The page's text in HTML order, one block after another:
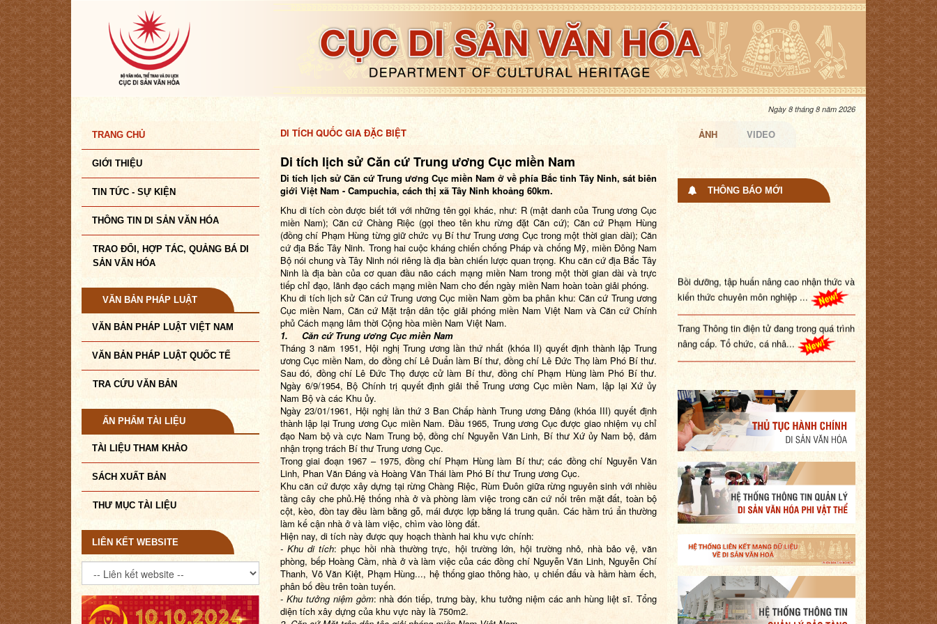
Ngày 8 tháng 8 năm 2026
TRANG CHỦ
GIỚI THIỆU
TIN TỨC - SỰ KIỆN
THÔNG TIN DI SẢN VĂN HÓA
TRAO ĐỔI, HỢP TÁC, QUẢNG BÁ DI
SẢN VĂN HÓA
VĂN BẢN PHÁP LUẬT
VĂN BẢN PHÁP LUẬT VIỆT NAM
VĂN BẢN PHÁP LUẬT QUỐC TẾ
TRA CỨU VĂN BẢN
ẤN PHẨM TÀI LIỆU
TÀI LIỆU THAM KHẢO
SÁCH XUẤT BẢN
THƯ MỤC TÀI LIỆU
LIÊN KẾT WEBSITE
DI TÍCH QUỐC GIA ĐẶC BIỆT
Di tích lịch sử Căn cứ Trung ương Cục miền Nam
Di tích lịch sử Căn cứ Trung ương Cục miền Nam ở về phía Bắc tỉnh Tây Ninh, sát biên
giới Việt Nam - Campuchia, cách thị xã Tây Ninh khoảng 60km.
Khu di tích còn được biết tới với những tên gọi khác, như: R (mật danh của Trung ương Cục
miền Nam); Căn cứ Chàng Riệc (gọi theo tên khu rừng đặt Căn cứ); Căn cứ Phạm Hùng
(đồng chí Phạm Hùng từng giữ chức vụ Bí thư Trung ương Cục trong một thời gian dài); Căn
cứ địa Bắc Tây Ninh. Trong hai cuộc kháng chiến chống Pháp và chống Mỹ, miền Đông Nam
Bộ nói chung và Tây Ninh nói riêng là địa bàn chiến lược quan trọng. Khu căn cứ địa Bắc Tây
Ninh là địa bàn của cơ quan đầu não cách mạng miền Nam trong một thời gian dài và trực
tiếp chỉ đạo, lãnh đạo cách mạng miền Nam cho đến ngày miền Nam hoàn toàn giải phóng.
Khu di tích lịch sử Căn cứ Trung ương Cục miền Nam gồm ba phân khu: Căn cứ Trung ương
Cục miền Nam, Căn cứ Mặt trận dân tộc giải phóng miền Nam Việt Nam và Căn cứ Chính
phủ Cách mạng lâm thời Cộng hòa miền Nam Việt Nam.
1. Căn cứ Trung ương Cục miền Nam
Tháng 3 năm 1951, Hội nghị Trung ương lần thứ nhất (khóa II) quyết định thành lập Trung
ương Cục miền Nam, do đồng chí Lê Duẩn làm Bí thư, đồng chí Lê Đức Thọ làm Phó Bí thư.
Sau đó, đồng chí Lê Đức Thọ được cử làm Bí thư, đồng chí Phạm Hùng làm Phó Bí thư.
Ngày 6/9/1954, Bộ Chính trị quyết định giải thể Trung ương Cục miền Nam, lập lại Xứ ủy
Nam Bộ và các Khu ủy.
Ngày 23/01/1961, Hội nghị lần thứ 3 Ban Chấp hành Trung ương Đảng (khóa III) quyết định
thành lập lại Trung ương Cục miền Nam. Đầu 1965, Trung ương Cục được giao nhiệm vụ chỉ
đạo Nam bộ và cực Nam Trung bộ, đồng chí Nguyễn Văn Linh, Bí thư Xứ ủy Nam bộ, đảm
nhận trọng trách Bí thư Trung ương Cục.
Trong giai đoạn 1967 – 1975, đồng chí Phạm Hùng làm Bí thư; các đồng chí Nguyễn Văn
Linh, Phan Văn Đáng và Hoàng Văn Thái làm Phó Bí thư Trung ương Cục.
Khu căn cứ được xây dựng tại rừng Chàng Riệc, Rùm Đuôn giữa rừng nguyên sinh với nhiều
tầng cây che phủ.Hệ thống nhà ở và phòng làm việc trong căn cứ nổi trên mặt đất, toàn bộ
cột, kèo, đòn tay đều làm bằng gỗ, mái được lợp bằng lá trung quân. Các hầm trú ẩn thường
làm kế cận nhà ở và làm việc, chìm vào lòng đất.
Hiện nay, di tích này được quy hoạch thành hai khu vực chính:
- Khu di tích: phục hồi nhà thường trực, hội trường lớn, hội trường nhỏ, nhà bảo vệ, văn
phòng, bếp Hoàng Cầm, nhà ở và làm việc của các đồng chí Nguyễn Văn Linh, Nguyễn Chí
Thanh, Võ Văn Kiệt, Phạm Hùng..., hệ thống giao thông hào, ụ chiến đấu và hầm hàm ếch,
phân bố đều trên toàn tuyến.
- Khu tưởng niệm gồm: nhà đón tiếp, trưng bày, khu tưởng niệm các anh hùng liệt sĩ. Tổng
diện tích xây dựng của khu vực này là 750m2.
ẢNH VIDEO
THÔNG BÁO MỚI
kiến thức chuyên môn nghiệp ...
Trang Thông tin điện tử đang trong quá trình
nâng cấp. Tổ chức, cá nhâ...